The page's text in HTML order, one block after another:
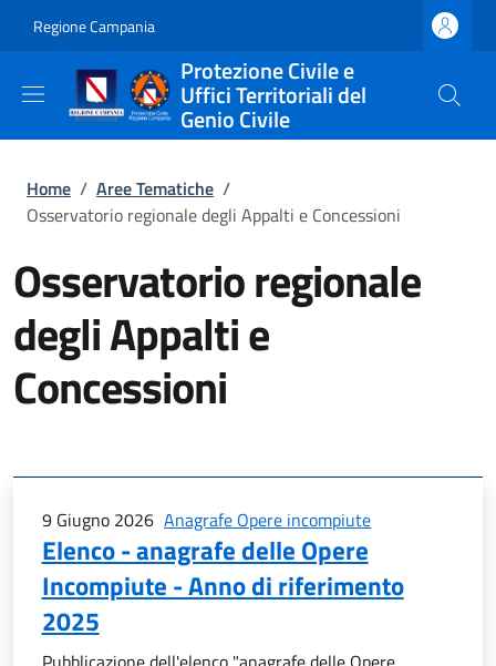
Regione Campania
Protezione Civile e
Uffici Territoriali del
Genio Civile
Briciole di pane
Home / Aree Tematiche /
Osservatorio regionale degli Appalti e Concessioni
Osservatorio regionale
degli Appalti e
Concessioni
9 Giugno 2026 Anagrafe Opere incompiute
Elenco - anagrafe delle Opere
Incompiute - Anno di riferimento
2025